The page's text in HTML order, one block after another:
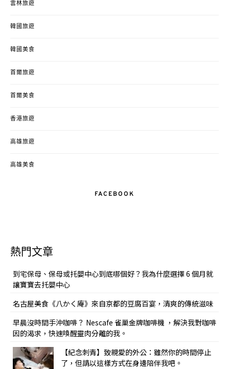
雲林旅遊
韓國旅遊
韓國美食
首爾旅遊
首爾美食
香港旅遊
高雄旅遊
高雄美食
FACEBOOK
熱門文章
到宅保母、保母或托嬰中心到底哪個好？我為什麼選擇 6 個月就
讓寶寶去托嬰中心
名古屋美食《八かく庵》來自京都的豆腐百宴，清爽的傳統滋味
早晨沒時間手沖咖啡？ Nescafe 雀巢金牌咖啡機 ，解決我對咖啡
因的渴求，快速喚醒靈肉分離的我。
【紀念刺青】致親愛的外公：雖然你的時間停止
了，但請以這樣方式在身邊陪伴我吧。